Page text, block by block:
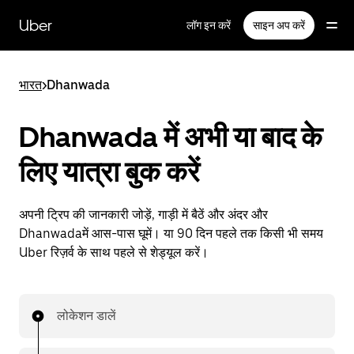
सामग्री
पर
Uber लॉग इन करें साइन अप करें
भारत>Dhanwada
Dhanwada में अभी या बाद के
लिए यात्रा बुक करें
अपनी ट्रिप की जानकारी जोड़ें, गाड़ी में बैठें और अंदर और
Dhanwadaमें आस-पास घूमें। या 90 दिन पहले तक किसी भी समय
Uber रिज़र्व के साथ पहले से शेड्यूल करें।
लोकेशन डालें